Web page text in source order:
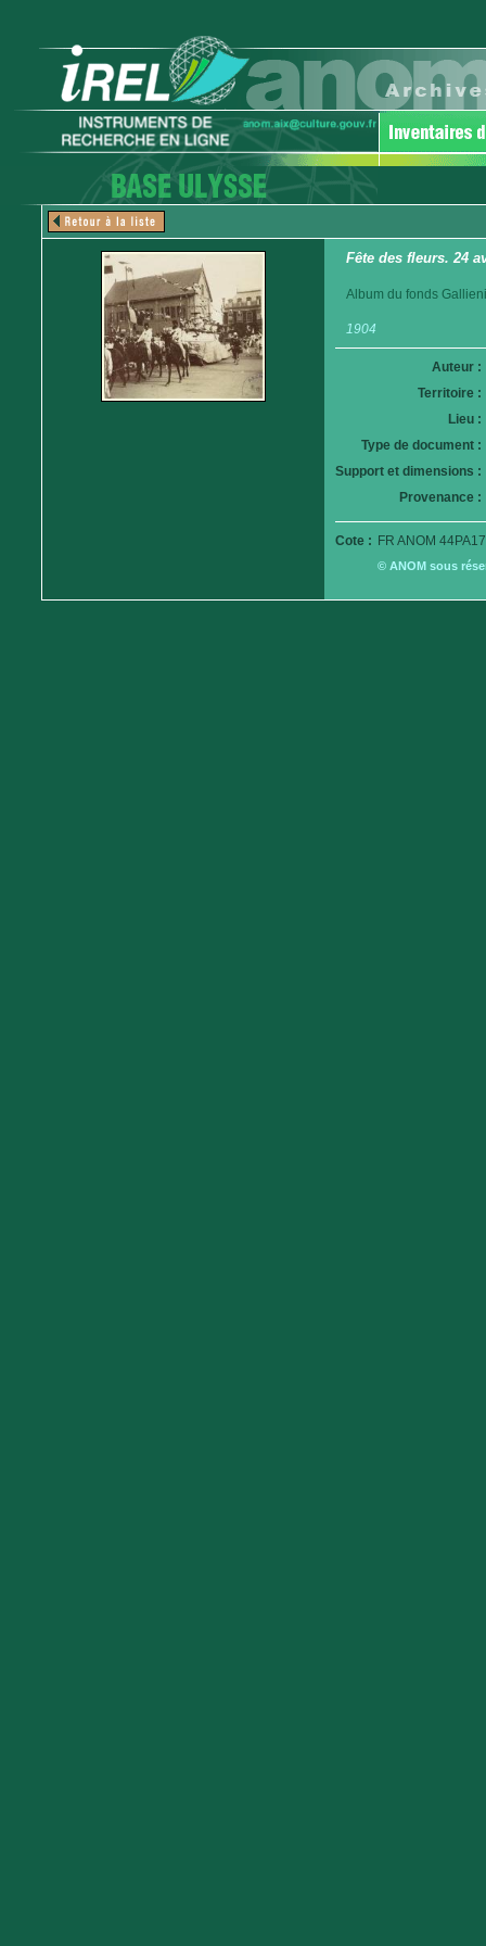
Fête des fleurs. 24
Album du fonds
1904
Auteur :
Territoire :
Lieu :
Type de document :
Support et dimensions :
Provenance :
Cote : FR ANOM
© ANOM sous